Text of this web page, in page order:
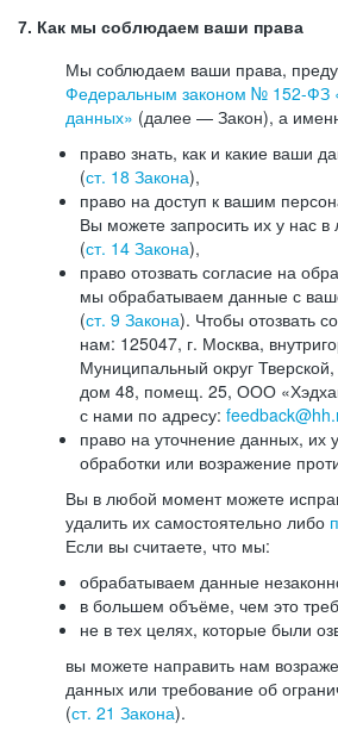
7. Как мы соблюдаем ваши права
Мы соблюдаем ваши права,
Федеральным законом № 152-ФЗ
данных» (далее — Закон), а
право знать, как и какие ваши
(ст. 18 Закона),
право на доступ к вашим
Вы можете запросить их у нас
(ст. 14 Закона),
право отозвать согласие на
мы обрабатываем данные с
(ст. 9 Закона). Чтобы отозвать
нам: 125047, г. Москва,
Муниципальный округ
дом 48, помещ. 25, ООО
с нами по адресу:
право на уточнение данных, их
обработки или возражение
Вы в любой момент можете
удалить их самостоятельно либо
Если вы считаете, что мы:
обрабатываем данные
в большем объёме, чем это
не в тех целях, которые были
вы можете направить нам
данных или требование об
(ст. 21 Закона).